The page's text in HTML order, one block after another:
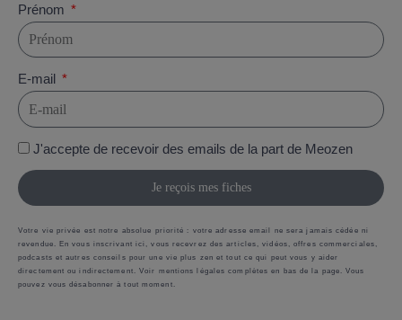
Prénom
E-mail
J'accepte de recevoir des emails de la part de Meozen
Je reçois mes fiches
Votre vie privée est notre absolue priorité : votre adresse email ne sera jamais cédée ni
revendue. En vous inscrivant ici, vous recevrez des articles, vidéos, offres commerciales,
podcasts et autres conseils pour une vie plus zen et tout ce qui peut vous y aider
directement ou indirectement. Voir mentions légales complètes en bas de la page. Vous
pouvez vous désabonner à tout moment.